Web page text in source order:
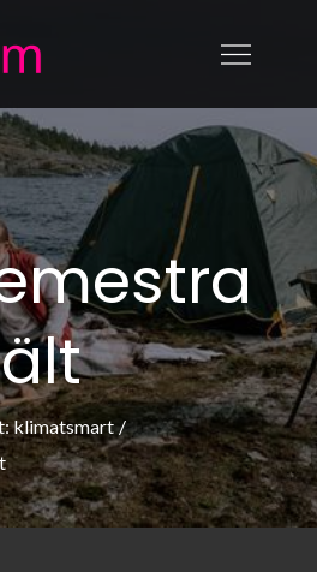
155cm.se – Allt om att resa
medvetet: klimatsmart,
upplevelser och ekonomiskt
klimatsmart